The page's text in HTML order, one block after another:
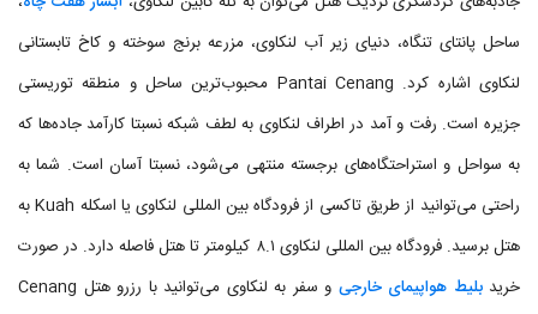
ساحل پانتای تنگاه، دنیای زیر آب لنکاوی، مزرعه برنج سوخته و کاخ تابستانی
لنکاوی اشاره کرد. Pantai Cenang محبوب‌ترین ساحل و منطقه توریستی
جزیره است. رفت و آمد در اطراف لنکاوی به لطف شبکه نسبتا کارآمد جاده‌ها که
به سواحل و استراحتگاه‌های برجسته منتهی می‌شود، نسبتا آسان است. شما به
راحتی می‌توانید از طریق تاکسی از فرودگاه بین المللی لنکاوی یا اسکله Kuah به
هتل برسید. فرودگاه بین المللی لنکاوی ۸.۱ کیلومتر تا هتل فاصله دارد. در صورت
خریدبلیط هواپیمای خارجی
و سفر به لنکاوی می‌توانید با رزرو هتل Cenang